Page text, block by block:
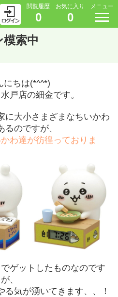
閲覧履歴
0
お気に入り
0
メニュー
索中
にちは(*^^*)
戸店の細金です。
に大小さまざまなちいかわ
るのですが、
わ達が彷徨っておりま
ゲットしたものなのです
が、
気が湧いてきます、、！